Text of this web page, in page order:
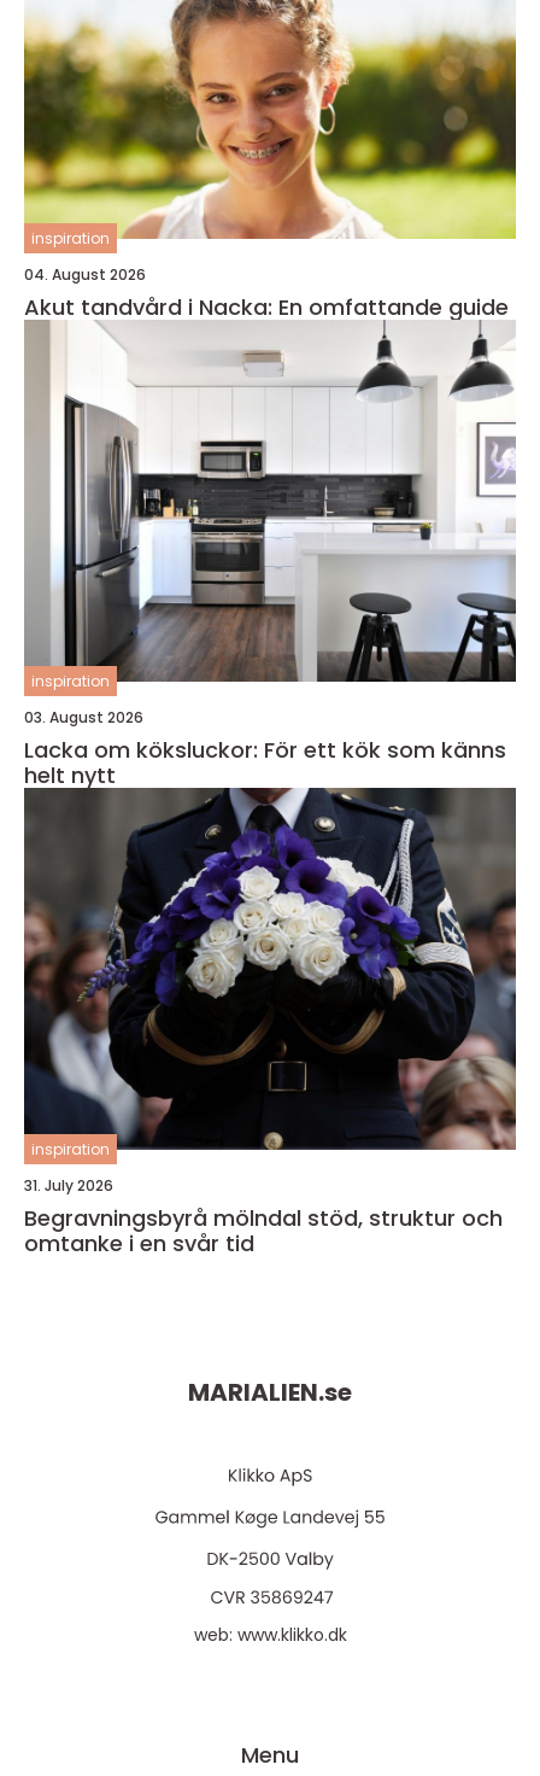
inspiration
04. August 2026
Akut tandvård i Nacka: En omfattande guide
inspiration
03. August 2026
Lacka om köksluckor: För ett kök som känns
helt nytt
inspiration
31. July 2026
Begravningsbyrå mölndal stöd, struktur och
omtanke i en svår tid
MARIALIEN.se
web: www.klikko.dk
Menu